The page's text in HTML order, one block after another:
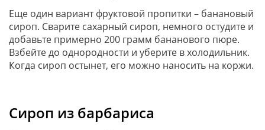
Еще один вариант фруктовой пропитки – банановый
сироп. Сварите сахарный сироп, немного остудите и
добавьте примерно 200 грамм бананового пюре.
Взбейте до однородности и уберите в холодильник.
Когда сироп остынет, его можно наносить на коржи.
Сироп из барбариса